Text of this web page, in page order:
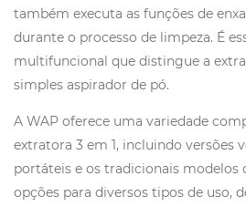
também executa as funções de
durante o processo de limpeza. É
multifuncional que distingue a
simples aspirador de pó.
A WAP oferece uma variedade
extratora 3 em 1, incluindo versões
portáteis e os tradicionais modelos
opções para diversos tipos de uso,